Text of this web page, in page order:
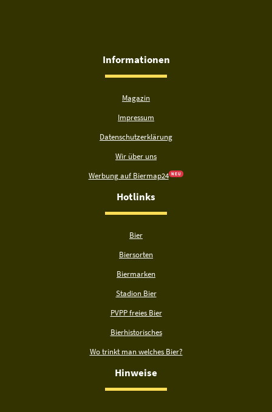
Informationen
Magazin
Impressum
Datenschutzerklärung
Wir über uns
Werbung auf Biermap24 N E U
Hotlinks
Bier
Biersorten
Biermarken
Stadion Bier
PVPP freies Bier
Bierhistorisches
Wo trinkt man welches Bier?
Hinweise